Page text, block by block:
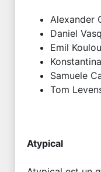
Alexander
Daniel
Emil
Samuele
Tom
Atypical